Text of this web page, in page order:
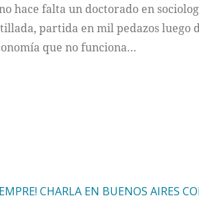
hace falta un doctorado en
partida en mil pedazos luego
que no funciona…
CHARLA EN BUENOS AIRES